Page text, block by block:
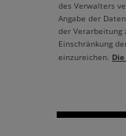
des Verwalters
Angabe der
der Verarbeitung
Einschränkung
einzureichen.